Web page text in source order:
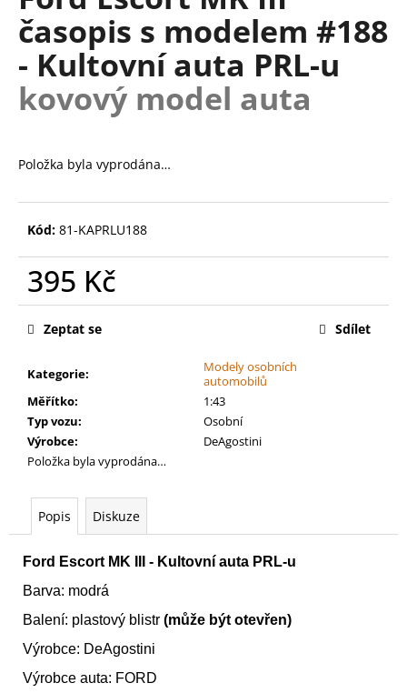
0,0
z
hvězdiček.
časopis s modelem #188
- Kultovní auta PRL-u
kovový model auta
Položka byla vyprodána…
Kód: 81-KAPRLU188
395 Kč
Měrná
Kategorie:
Modely osobních
automobilů
Měřítko:
1:43
Typ vozu:
Osobní
Výrobce:
DeAgostini
Položka byla vyprodána…
Zeptat se Sdílet
Popis Diskuze
Ford Escort MK III
- Kultovní auta PRL-u
Barva: modrá
Balení: plastový blistr (může být otevřen)
Výrobce: DeAgostini
Výrobce auta: FORD
a
j
í
t
?
D
o
p
u
e
WARHAMMER
EMPERORS
CHILDREN
BLISSBOUND
WARBAND
EMPERORS
CHILDREN